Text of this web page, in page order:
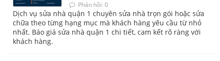
Phản hồi: 0
Dịch vụ sửa nhà quận 1 chuyên sửa nhà trọn gói hoặc sửa
chữa theo từng hạng mục mà khách hàng yêu cầu từ nhỏ
nhất. Báo giá sửa nhà quận 1 chi tiết, cam kết rõ ràng với
khách hàng.